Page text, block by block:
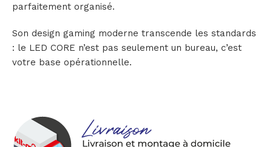
parfaitement organisé.
Son design gaming moderne transcende les standards
: le LED CORE n’est pas seulement un bureau, c’est
votre base opérationnelle.